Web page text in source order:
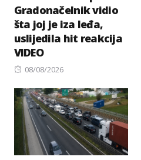
Gradonačelnik vidio
šta joj je iza leđa,
uslijedila hit reakcija
VIDEO
Posted
08/08/2026